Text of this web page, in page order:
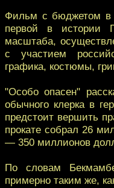
Фильм с бюджетом в
первой в истории
масштаба,
с участием
графика, костюмы,
"Особо опасен"
обычного клерка в
предстоит вершить
прокате собрал 26
— 350 миллионов
По словам
примерно таким же,